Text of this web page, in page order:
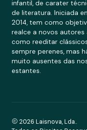
infantil, de carater
de literatura. Iniciada
2014, tem como
realce a novos autores
como reeditar
sempre perenes, mas
muito ausentes das
estantes.
2026 Laisnova, Lda..